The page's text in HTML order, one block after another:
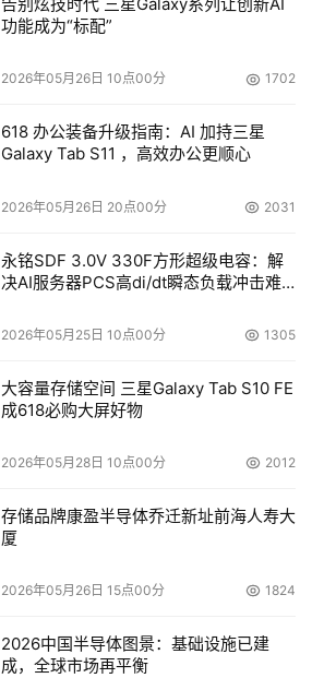
功能成为“标配”
2026年05月26日 10点00分 1702
618 办公装备升级指南：AI 加持三星
Galaxy Tab S11 ，高效办公更顺心
2026年05月26日 20点00分 2031
永铭SDF 3.0V 330F方形超级电容：解
决AI服务器PCS高di/dt瞬态负载冲击难
2026年05月25日 10点00分 1305
大容量存储空间 三星Galaxy Tab S10 FE
成618必购大屏好物
2026年05月28日 10点00分 2012
存储品牌康盈半导体乔迁新址前海人寿大
厦
2026年05月26日 15点00分 1824
2026中国半导体图景：基础设施已建
成，全球市场再平衡